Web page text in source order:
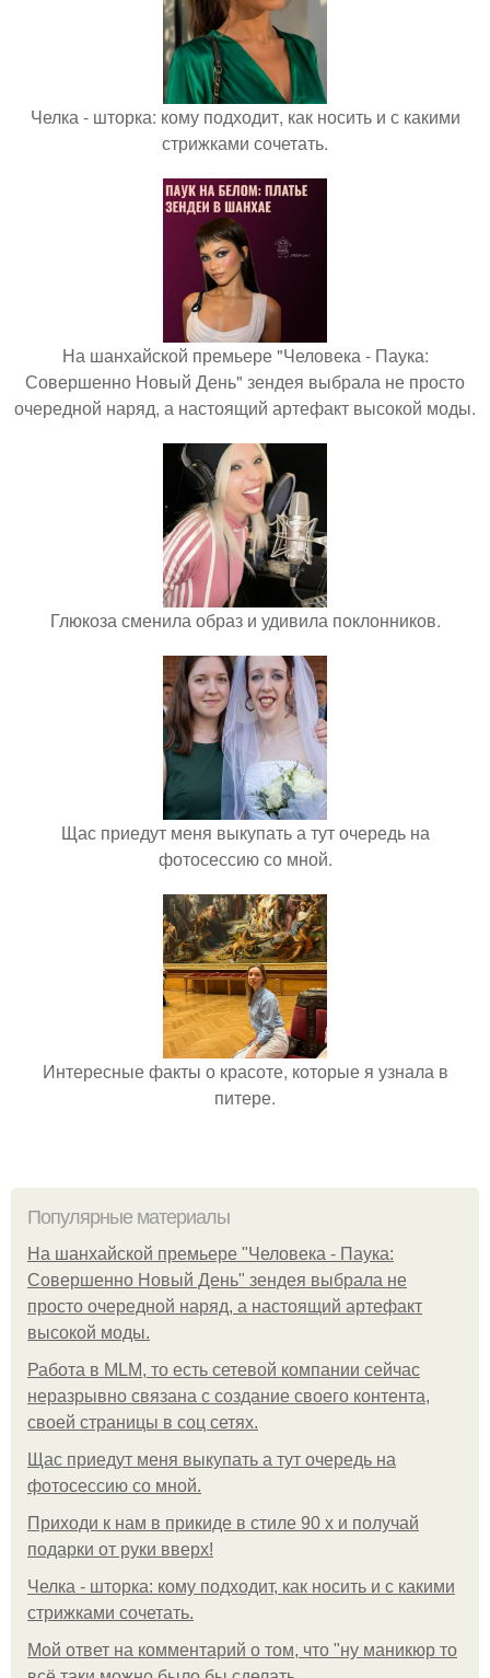
Челка - шторка: кому подходит, как носить и с какими
стрижками сочетать.
На шанхайской премьере "Человека - Паука:
Совершенно Новый День" зендея выбрала не просто
очередной наряд, а настоящий артефакт высокой моды.
Глюкоза сменила образ и удивила поклонников.
Щас приедут меня выкупать а тут очередь на
фотосессию со мной.
Интересные факты о красоте, которые я узнала в
питере.
Популярные материалы
На шанхайской премьере "Человека - Паука:
Совершенно Новый День" зендея выбрала не
просто очередной наряд, а настоящий артефакт
высокой моды.
Работа в MLM, то есть сетевой компании сейчас
неразрывно связана с создание своего контента,
своей страницы в соц сетях.
Щас приедут меня выкупать а тут очередь на
фотосессию со мной.
Приходи к нам в прикиде в стиле 90 х и получай
подарки от руки вверх!
Челка - шторка: кому подходит, как носить и с какими
стрижками сочетать.
Мой ответ на комментарий о том, что "ну маникюр то